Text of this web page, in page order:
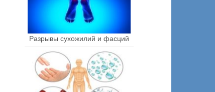
Разрывы сухожилий и фасций